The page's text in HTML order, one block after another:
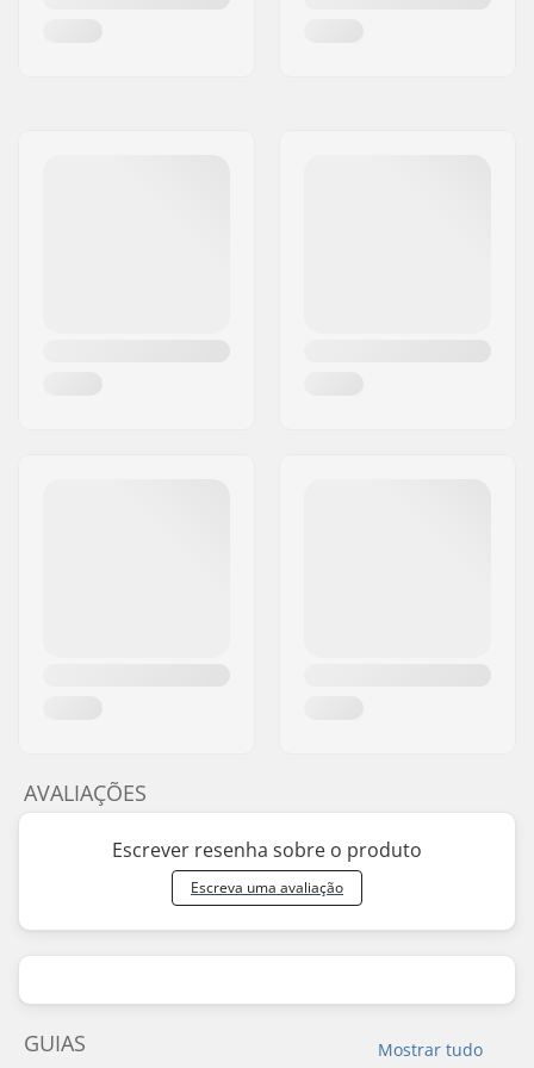
AVALIAÇÕES
Escrever resenha sobre o produto
Escreva uma avaliação
Mostrar tudo
GUIAS